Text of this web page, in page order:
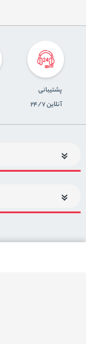
پشتیبانی
آنلاین 24/7